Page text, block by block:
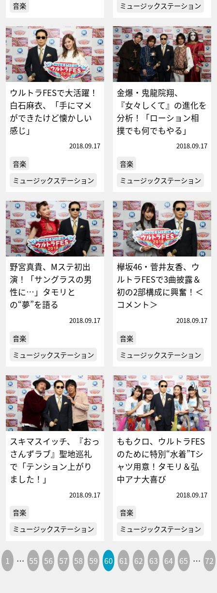
音楽 ミュージックステーション
ウルトラFESで大活躍！
白石麻衣、「手にマメ
ができたけど懐かしい
感じ」
2018.09.17
音楽
ミュージックステーション
金爆・鬼龍院翔、
『女々しくて』の進化を
分析！「ローション相
撲でも何でもやる」
2018.09.17
音楽
ミュージックステーション
野宮真貴、Mステ初出
演！「サングラスの男
性に…」タモリと
の“夢”を語る
2018.09.17
音楽
ミュージックステーション
欅坂46・菅井友香、ウ
ルトラFESで3曲披露＆
初の2部構成に興奮！＜
コメント＞
2018.09.17
音楽
ミュージックステーション
スキマスイッチ、『おっ
さんずラブ』聖地巡礼
で「テンション上がり
ました！」
2018.09.17
音楽
ミュージックステーション
ももクロ、ウルトラFES
のために特別“水着”Tシ
ャツ用意！タモリ＆弘
中アナ大喜び
2018.09.17
音楽
ミュージックステーション
1 … 55 56 57 58 59 60 61 62 63 64 65 … 72